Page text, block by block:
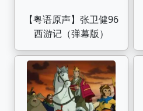
【粤语原声】张卫健96
西游记（弹幕版）